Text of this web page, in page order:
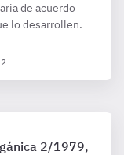
de acuerdo
lo desarrollen.
2/1979,